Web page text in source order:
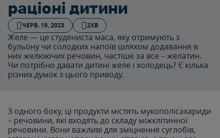
раціоні дитини
ЧЕРВ. 19, 2023 2ХВ
Желе — це студениста маса, яку отримують з
бульону чи солодких напоїв шляхом додавання в
них желюючих речовин, частіше за все – желатин.
Чи потрібно давати дитині желе і холодець? Є кілька
різних думок з цього приводу.
З одного боку, ці продукти містять мукополісахариди
– речовини, які входять до складу міжклітинної
речовини. Вони важливі для зміцнення суглобів,